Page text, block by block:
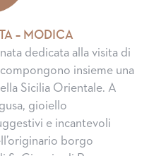
– MODICA
dedicata alla visita di
compongono insieme una
Sicilia Orientale. A
gioiello
e incantevoli
borgo